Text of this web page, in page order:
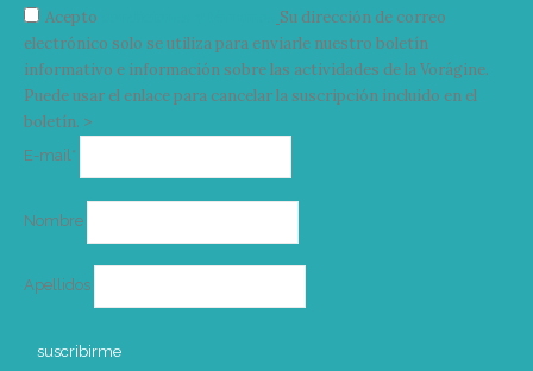
Acepto
Su dirección de correo
electrónico solo se utiliza para enviarle nuestro boletín
informativo e información sobre las actividades de la Vorágine.
Puede usar el enlace para cancelar la suscripción incluido en el
boletín. >
E-mail*
Nombre
Apellidos